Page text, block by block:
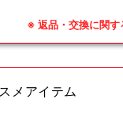
※ 返品・交換に関す
メアイテム